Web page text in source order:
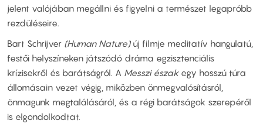
jelent valójában megállni és figyelni a természet legapróbb
rezdüléseire.
Bart Schrijver (Human Nature)új filmje meditatív hangulatú,
festői helyszíneken játszódó dráma egzisztenciális
krízisekről és barátságról. A Messzi északegy hosszú túra
állomásain vezet végig, miközben önmegvalósításról,
önmagunk megtalálásáról, és a régi barátságok szerepéről
is elgondolkodtat.